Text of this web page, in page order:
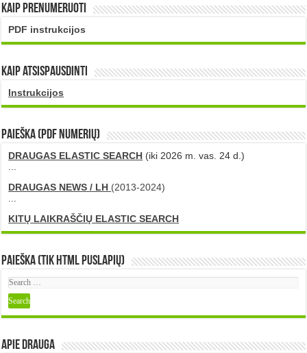
Kaip prenumeruoti
PDF instrukcijos
Kaip atsispausdinti
Instrukcijos
PAIEŠKA (PDF numerių)
DRAUGAS ELASTIC SEARCH (iki 2026 m. vas. 24 d.)
DRAUGAS NEWS / LH (2013-2024)
KITŲ LAIKRAŠČIŲ ELASTIC SEARCH
Paieška (tik HTML puslapių)
Apie DRAUGA